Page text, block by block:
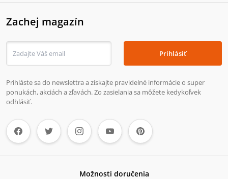
Zachej magazín
Prihlásiť
Prihláste sa do newslettra a získajte pravidelné informácie o super
ponukách, akciách a zľavách. Zo zasielania sa môžete kedykoľvek
odhlásiť.
Možnosti doručenia